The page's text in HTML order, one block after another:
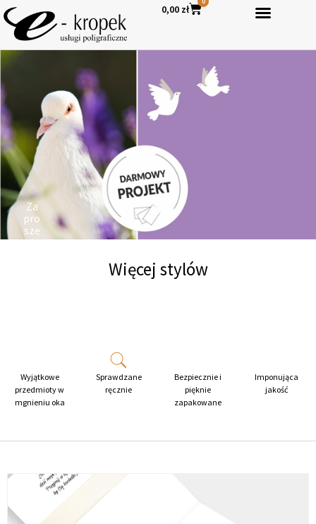
0,00 zł
Za
pro
sze
nia
Więcej stylów
Wyjątkowe
przedmioty w
mgnieniu oka
Sprawdzane
ręcznie
Bezpiecznie i
pięknie
zapakowane
Imponująca
jakość